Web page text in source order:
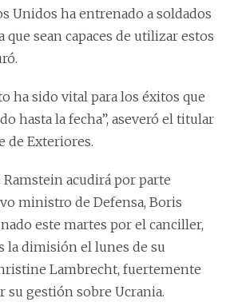
Unidos ha entrenado a soldados
que sean capaces de utilizar estos
ha sido vital para los éxitos que
hasta la fecha”, aseveró el titular
de Exteriores.
acudirá por parte
ministro de Defensa, Boris
este martes por el canciller,
la dimisión el lunes de su
Lambrecht, fuertemente
su gestión sobre Ucrania.